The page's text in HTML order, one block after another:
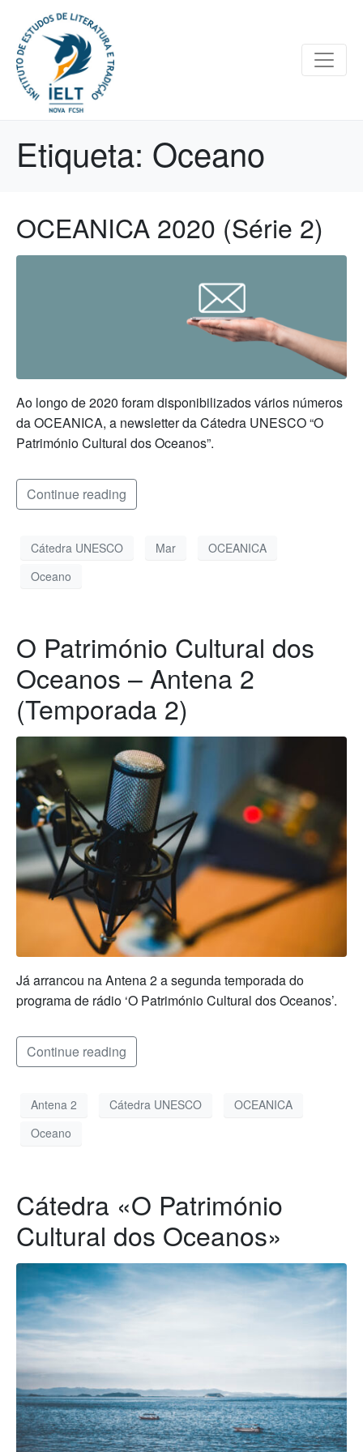
Etiqueta: Oceano
OCEANICA 2020 (Série 2)
Ao longo de 2020 foram disponibilizados vários números
da OCEANICA, a newsletter da Cátedra UNESCO “O
Património Cultural dos Oceanos”.
Continue reading
Cátedra UNESCO Mar
OCEANICA
Oceano
O Património Cultural dos
Oceanos – Antena 2
(Temporada 2)
Já arrancou na Antena 2 a segunda temporada do
programa de rádio ‘O Património Cultural dos Oceanos’.
Continue reading
Antena 2 Cátedra UNESCO
OCEANICA
Oceano
Cátedra «O Património
Cultural dos Oceanos»